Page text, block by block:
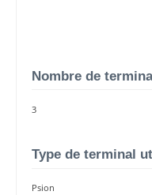
Nombre de
3
Type de terminal
Psion